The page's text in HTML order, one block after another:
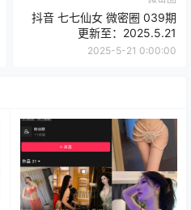
抖音 七七仙女 微密圈 039期
更新至：2025.5.21
2025-5-21 0:00:00